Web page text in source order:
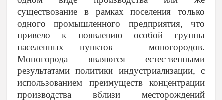
существование в рамках поселения только
одного промышленного предприятия, что
привело к появлению особой группы
населенных пунктов – моногородов.
Моногорода являются естественными
результатами политики индустриализации, с
использованием преимуществ концентрации
производства вблизи месторождений